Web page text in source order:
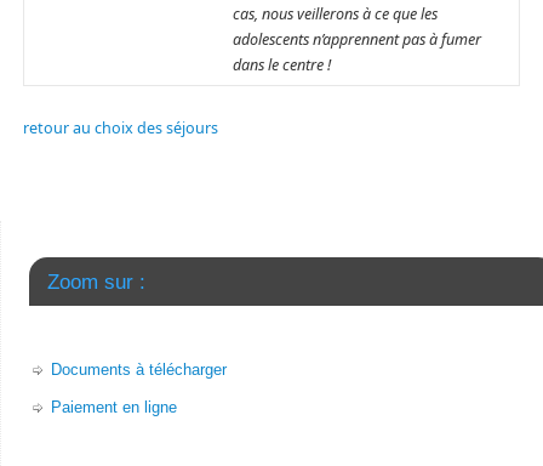
cas, nous veillerons à ce que les
adolescents n’apprennent pas à fumer
dans le centre !
retour au choix des séjours
Zoom sur :
Documents à télécharger
Paiement en ligne